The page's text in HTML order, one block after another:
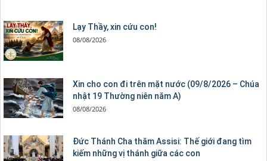
Lạy Thầy, xin cứu con!
08/08/2026
Xin cho con đi trên mặt nước (09/8/2026 – Chúa
nhật 19 Thường niên năm A)
08/08/2026
Đức Thánh Cha thăm Assisi: Thế giới đang tìm
kiếm những vị thánh giữa các con